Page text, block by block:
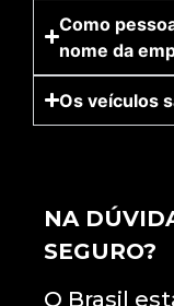
Como
nome da
Os veículos
NA
SEGURO?
O Brasil